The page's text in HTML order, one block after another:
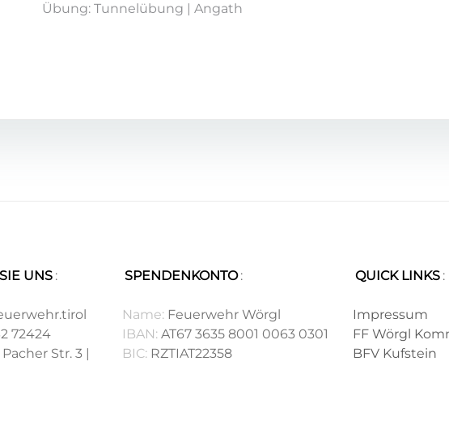
Übung: Tunnelübung | Angath
UNS :
72424
Str. 3 |
SPENDENKONTO :
Name: Feuerwehr Wörgl
IBAN: AT67 3635 8001 0063 0301
BIC: RZTIAT22358
QUICK LINKS :
Impressum
FF Wörgl
BFV Kufstein